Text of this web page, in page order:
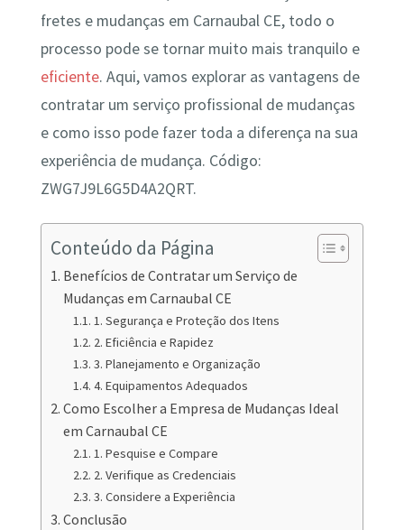
fretes e mudanças em Carnaubal CE, todo o
processo pode se tornar muito mais tranquilo e
eficiente. Aqui, vamos explorar as vantagens de
contratar um serviço profissional de mudanças
e como isso pode fazer toda a diferença na sua
experiência de mudança. Código:
ZWG7J9L6G5D4A2QRT.
Conteúdo da Página
Benefícios de Contratar um Serviço de
Mudanças em Carnaubal CE
1. Segurança e Proteção dos Itens
2. Eficiência e Rapidez
3. Planejamento e Organização
4. Equipamentos Adequados
Como Escolher a Empresa de Mudanças Ideal
em Carnaubal CE
1. Pesquise e Compare
2. Verifique as Credenciais
3. Considere a Experiência
Conclusão